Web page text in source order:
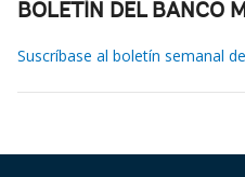
BOLETÍN DEL BANCO
Suscríbase al boletín semanal